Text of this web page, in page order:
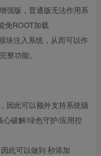
强版，普通版无法作用系
免ROOT加载
块注入系统，从而可以作
整功能。
因此可以额外支持系统级
心破解/绿色守护/应用控
此可以做到 秒添加